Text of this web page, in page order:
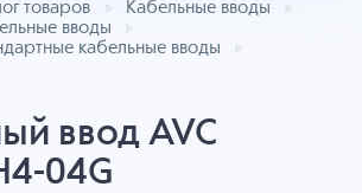
товаров
Кабельные вводы
вводы
кабельные вводы
ввод AVC
04G